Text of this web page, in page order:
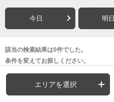
今日 明日
該当の検索結果は0件でした。
条件を変えてお探しください。
エリアを選択